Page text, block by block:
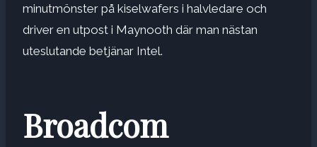
minutmönster på kiselwafers i halvledare och
driver en utpost i Maynooth där man nästan
uteslutande betjänar Intel.
Broadcom